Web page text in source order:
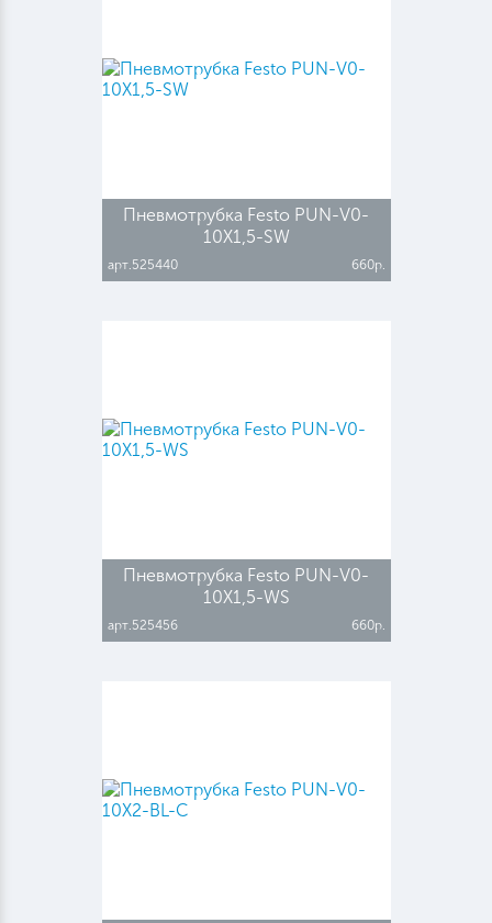
Пневмотрубка Festo PUN-V0-
10X1,5-SW
арт.525440 660р.
Пневмотрубка Festo PUN-V0-
10X1,5-WS
арт.525456 660р.